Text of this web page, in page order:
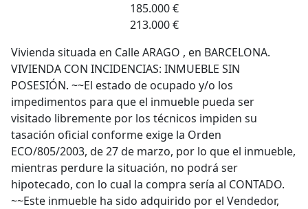
185.000 €
213.000 €
Vivienda situada en Calle ARAGO , en BARCELONA.
VIVIENDA CON INCIDENCIAS: INMUEBLE SIN
POSESIÓN. ~~El estado de ocupado y/o los
impedimentos para que el inmueble pueda ser
visitado libremente por los técnicos impiden su
tasación oficial conforme exige la Orden
ECO/805/2003, de 27 de marzo, por lo que el inmueble,
mientras perdure la situación, no podrá ser
hipotecado, con lo cual la compra sería al CONTADO.
~~Este inmueble ha sido adquirido por el Vendedor,